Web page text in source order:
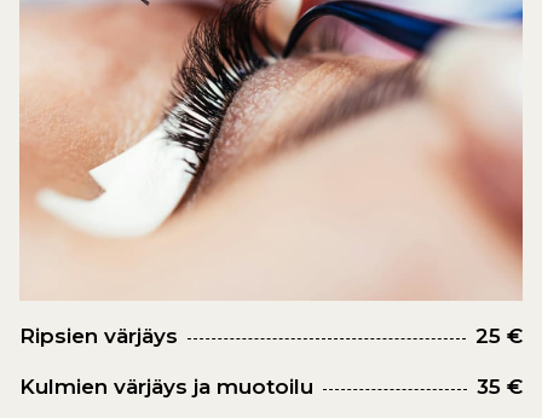
Ripsien värjäys 25 €
Kulmien värjäys ja muotoilu 35 €